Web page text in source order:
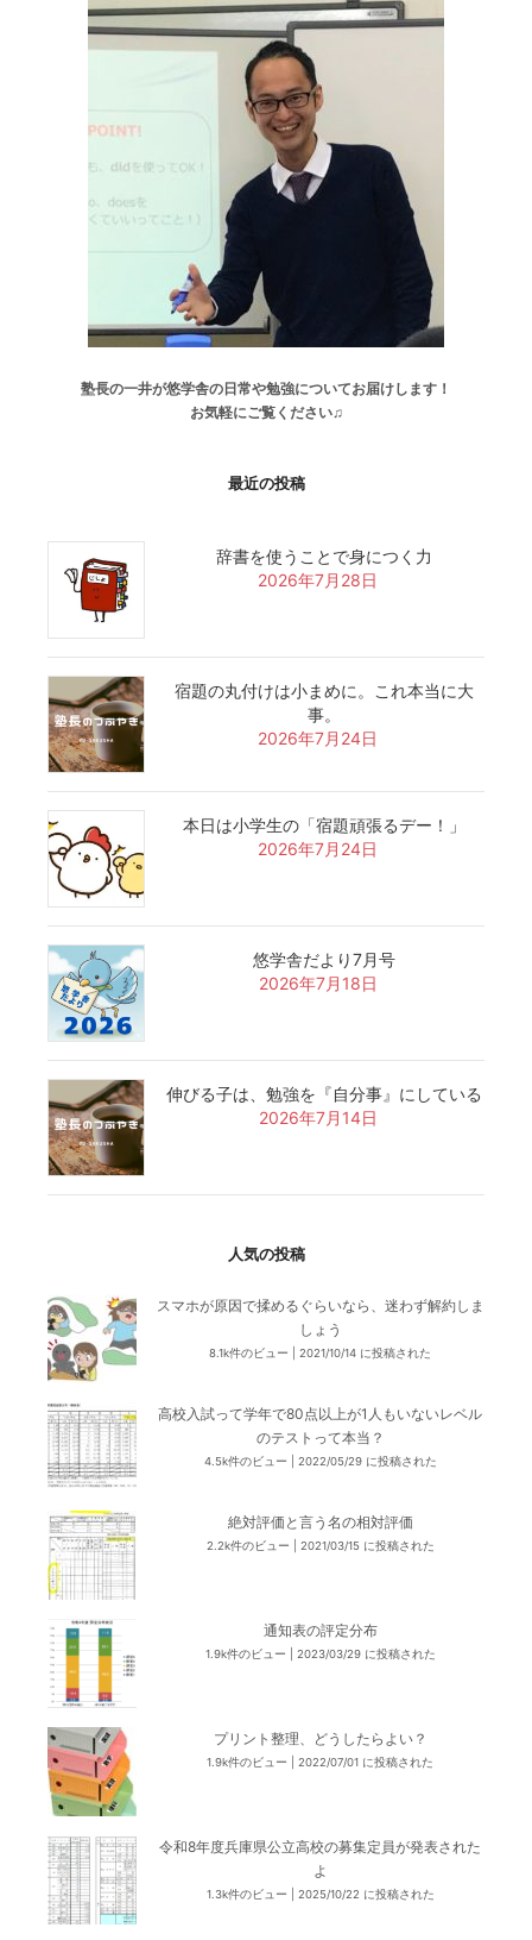
塾長の一井が悠学舎の日常や勉強についてお届けします！
お気軽にご覧ください♫
最近の投稿
辞書を使うことで身につく力
2026年7月28日
宿題の丸付けは小まめに。これ本当に大
事。
2026年7月24日
本日は小学生の「宿題頑張るデー！」
2026年7月24日
悠学舎だより7月号
2026年7月18日
伸びる子は、勉強を『自分事』にしている
2026年7月14日
人気の投稿
スマホが原因で揉めるぐらいなら、迷わず解約しま
しょう
8.1k件のビュー 2021/10/14 に投稿された
高校入試って学年で80点以上が1人もいないレベル
のテストって本当？
4.5k件のビュー 2022/05/29 に投稿された
絶対評価と言う名の相対評価
2.2k件のビュー 2021/03/15 に投稿された
通知表の評定分布
1.9k件のビュー 2023/03/29 に投稿された
プリント整理、どうしたらよい？
1.9k件のビュー 2022/07/01 に投稿された
令和8年度兵庫県公立高校の募集定員が発表された
よ
1.3k件のビュー 2025/10/22 に投稿された